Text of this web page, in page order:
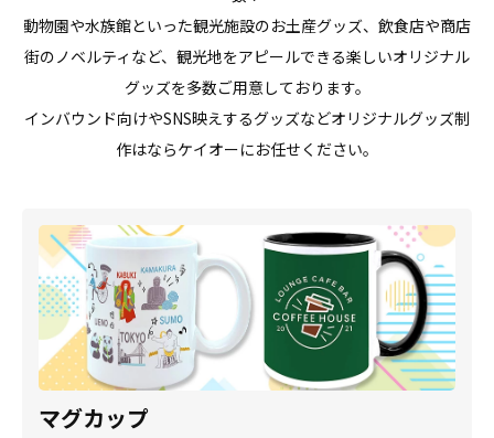
動物園や水族館といった観光施設のお土産グッズ、飲食店や商店
街のノベルティなど、観光地をアピールできる楽しいオリジナル
グッズを多数ご用意しております。
インバウンド向けやSNS映えするグッズなどオリジナルグッズ制
作はならケイオーにお任せください。
マグカップ